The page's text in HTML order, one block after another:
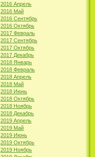
2016 Апрель
2016 Май
2016 Сентябрь
2016 Октябрь
2017 Февраль
2017 Сентябрь
2017 Октябрь
2017 Декабрь
2018 Январь
2018 Февраль
2018 Апрель
2018 Май
2018 Июнь
2018 Октябрь
2018 Ноябрь
2018 Декабрь
2019 Апрель
2019 Май
2019 Июнь
2019 Октябрь
2019 Ноябрь